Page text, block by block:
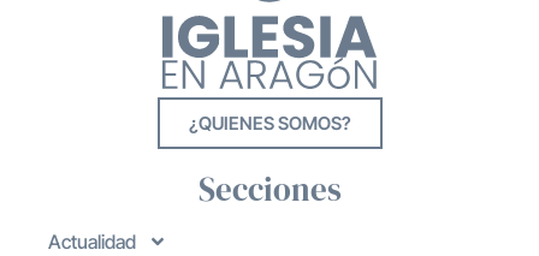
¿QUIENES SOMOS?
Secciones
Actualidad